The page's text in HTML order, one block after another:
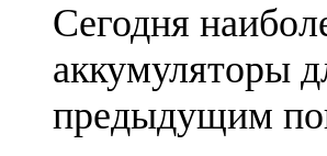
Сегодня
аккумуляторы
предыдущим